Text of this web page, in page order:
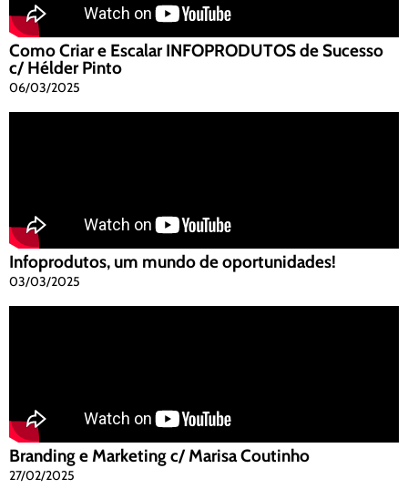
Como Criar e Escalar INFOPRODUTOS de Sucesso
c/ Hélder Pinto
06/03/2025
Infoprodutos, um mundo de oportunidades!
03/03/2025
Branding e Marketing c/ Marisa Coutinho
27/02/2025